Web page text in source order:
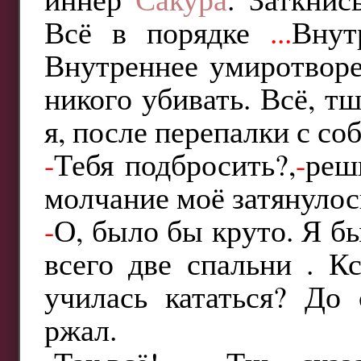
Всё в порядке ...
Внутреннее
никого убивать. Всё, тш
я, после перепалки с
-Тебя подбросить?,-
молчание моё
-О, было бы круто. Я бы
всего две спальни .
училась кататься?
ржал.